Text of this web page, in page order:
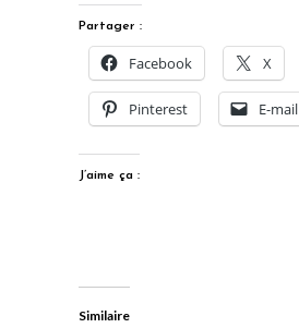
Partager :
Facebook X
Pinterest E-mail
J’aime ça :
Similaire